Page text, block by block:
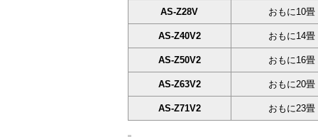
AS-Z28V おもに10畳
AS-Z40V2 おもに14畳
AS-Z50V2 おもに16畳
AS-Z63V2 おもに20畳
AS-Z71V2 おもに23畳